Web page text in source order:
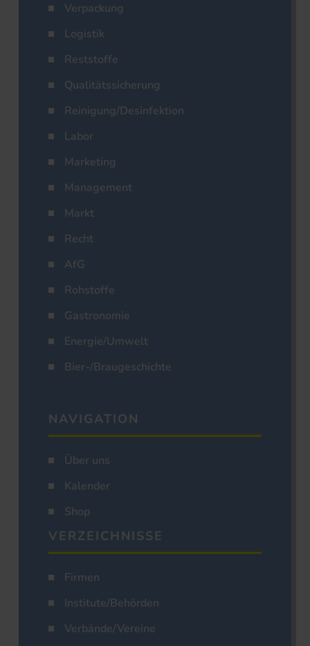
Verpackung
Logistik
Reststoffe
Qualitätssicherung
Reinigung/Desinfektion
Labor
Marketing
Management
Markt
Recht
AfG
Rohstoffe
Gastronomie
Energie/Umwelt
Bier-/Braugeschichte
NAVIGATION
Über uns
Kalender
Shop
VERZEICHNISSE
Firmen
Institute/Behörden
Verbände/Vereine